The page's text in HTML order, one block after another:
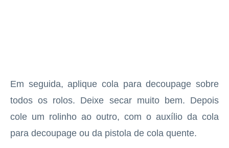
Em seguida, aplique cola para decoupage sobre
todos os rolos. Deixe secar muito bem. Depois
cole um rolinho ao outro, com o auxílio da cola
para decoupage ou da pistola de cola quente.